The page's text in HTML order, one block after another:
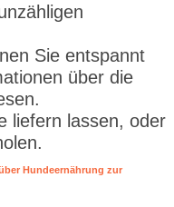
Sie entspannt
über die
liefern lassen, oder
Hundeernährung zur